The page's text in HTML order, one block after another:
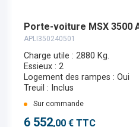
Porte-voiture MSX 3500
APLI350240501
Charge utile : 2880 Kg.
Essieux : 2
Logement des rampes : Oui
Treuil : Inclus
Sur commande
6 552,00 € TTC